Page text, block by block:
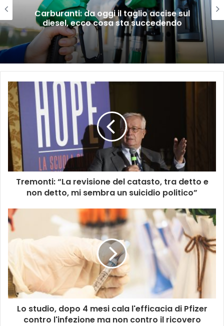
Carburanti: da oggi il taglio accise sul
diesel, ecco cosa sta succedendo
Tremonti: “La revisione del catasto, tra detto e
non detto, mi sembra un suicidio politico”
Lo studio, dopo 4 mesi cala l'efficacia di Pfizer
contro l'infezione ma non contro il ricovero